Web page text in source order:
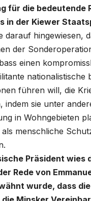
für die bedeutende
in der Kiewer
darauf hingewiesen,
der
einen
nationalistische
führen will, die
indem sie unter
in Wohngebieten
als menschliche
Präsident wies
Rede von
wurde, dass